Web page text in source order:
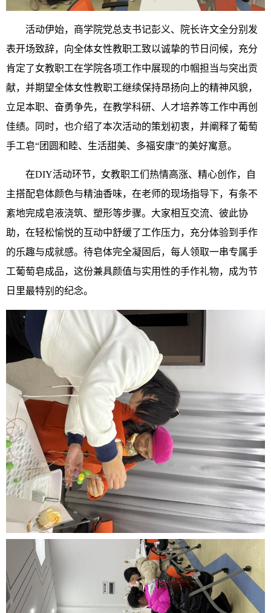
活动伊始，商学院党总支书记彭义、院长许文全分别发
表开场致辞，向全体女性教职工致以诚挚的节日问候，充分
肯定了女教职工在学院各项工作中展现的巾帼担当与突出贡
献，并期望全体女性教职工继续保持昂扬向上的精神风貌，
立足本职、奋勇争先，在教学科研、人才培养等工作中再创
佳绩。同时，也介绍了本次活动的策划初衷，并阐释了葡萄
手工皂“团圆和睦、生活甜美、多福安康”的美好寓意。
在DIY活动环节，女教职工们热情高涨、精心创作，自
主搭配皂体颜色与精油香味，在老师的现场指导下，有条不
紊地完成皂液浇筑、塑形等步骤。大家相互交流、彼此协
助，在轻松愉悦的互动中舒缓了工作压力，充分体验到手作
的乐趣与成就感。待皂体完全凝固后，每人领取一串专属手
工葡萄皂成品，这份兼具颜值与实用性的手作礼物，成为节
日里最特别的纪念。